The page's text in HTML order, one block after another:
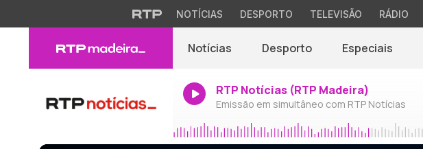
NOTÍCIAS DESPORTO TELEVISÃO RÁDIO
Notícias Desporto Especiais
RTP Notícias (RTP Madeira)
Emissão em simultâneo com RTP Notícias